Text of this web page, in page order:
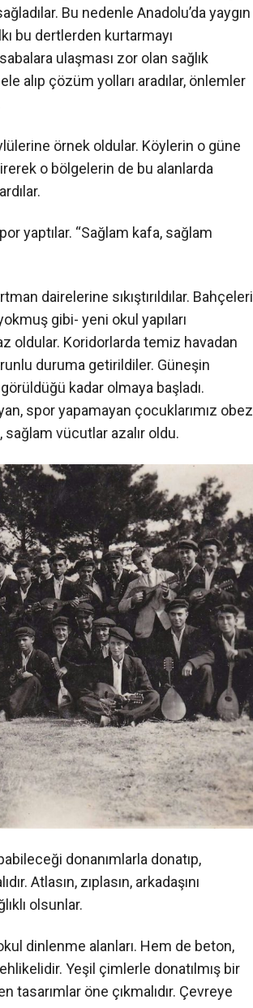
Bu nedenle Anadolu’da yaygın
bu dertlerden kurtarmayı
ulaşması zor olan sağlık
alıp çözüm yolları aradılar, önlemler
örnek oldular. Köylerin o güne
o bölgelerin de bu alanlarda
yaptılar. “Sağlam kafa, sağlam
dairelerine sıkıştırıldılar. Bahçeleri
gibi- yeni okul yapıları
oldular. Koridorlarda temiz havadan
duruma getirildiler. Güneşin
kadar olmaya başladı.
spor yapamayan çocuklarımız obez
sağlam vücutlar azalır oldu.
donanımlarla donatıp,
Atlasın, zıplasın, arkadaşını
olsunlar.
dinlenme alanları. Hem de beton,
Yeşil çimlerle donatılmış bir
tasarımlar öne çıkmalıdır. Çevreye